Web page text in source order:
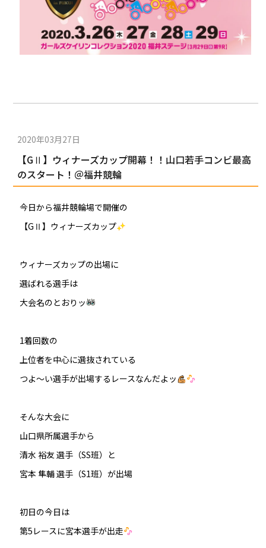
2020年03月27日
【GⅡ】ウィナーズカップ開幕！！山口若手コンビ最高
のスタート！＠福井競輪
今日から福井競輪場で開催の
【GⅡ】ウィナーズカップ
ウィナーズカップの出場に
選ばれる選手は
大会名のとおりッ
1着回数の
上位者を中心に選抜されている
つよ～い選手が出場するレースなんだよッ
そんな大会に
山口県所属選手から
清水 裕友 選手（SS班）と
宮本 隼輔 選手（S1班）が出場
初日の今日は
第5レースに宮本選手が出走